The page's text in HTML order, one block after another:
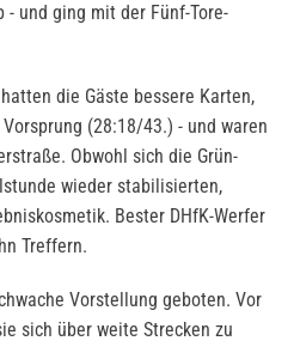
und ging mit der Fünf-Tore-
die Gäste bessere Karten,
(28:18/43.) - und waren
Obwohl sich die Grün-
wieder stabilisierten,
Bester DHfK-Werfer
Treffern.
Vorstellung geboten. Vor
sich über weite Strecken zu